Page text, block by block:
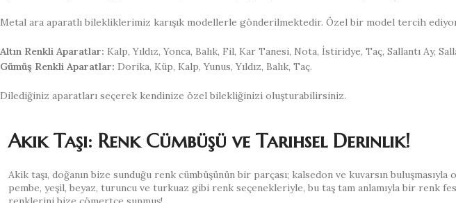
Metal ara aparatlı bilekliklerimiz karışık modellerle gönderilmektedir. Özel bir model tercih
Altın Renkli Aparatlar: Kalp, Yıldız, Yonca, Balık, Fil, Kar Tanesi, Nota, İstiridye, Taç, Sallantı Ay,
Gümüş Renkli Aparatlar: Dorika, Küp, Kalp, Yunus, Yıldız, Balık, Taç.
Dilediğiniz aparatları seçerek kendinize özel bilekliğinizi oluşturabilirsiniz.
Akik Taşı: Renk Cümbüşü ve Tarihsel Derinlik!
Akik taşı, doğanın bize sunduğu renk cümbüşünün bir parçası; kalsedon ve kuvarsın
pembe, yeşil, beyaz, turuncu ve turkuaz gibi renk seçenekleriyle, bu taş tam anlamıyla bir renk